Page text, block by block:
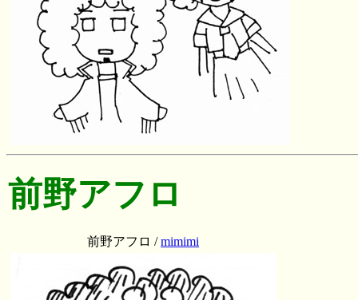
前野アフロ
前野アフロ /mimimi